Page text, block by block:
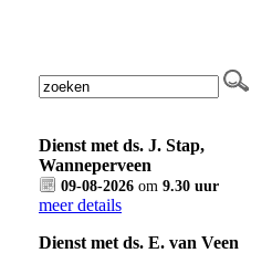
Dienst met ds. J. Stap,
Wanneperveen
09-08-2026 om 9.30 uur
meer details
Dienst met ds. E. van Veen